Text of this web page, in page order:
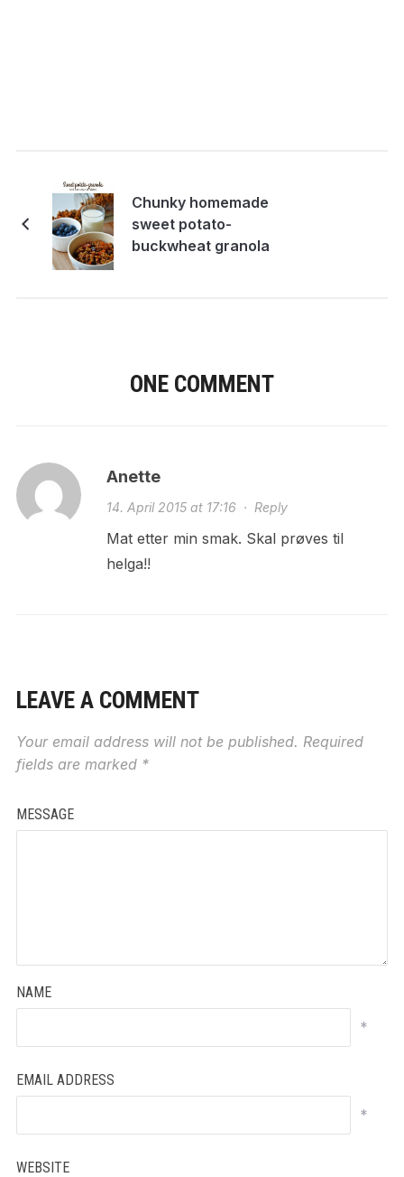
Chunky homemade
sweet potato-
buckwheat granola
ONE COMMENT
Anette
14. April 2015 at 17:16· Reply
Mat etter min smak. Skal prøves til
helga!!
LEAVE A COMMENT
Your email address will not be published. Required
fields are marked *
MESSAGE
NAME
*
EMAIL ADDRESS
*
WEBSITE